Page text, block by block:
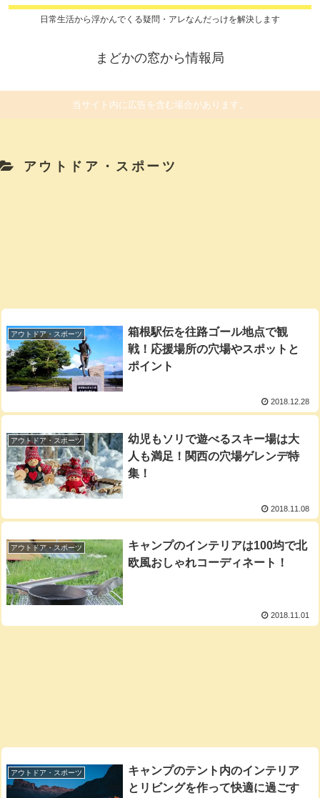
日常生活から浮かんでくる疑問・アレなんだっけを解決します
まどかの窓から情報局
当サイト内に広告を含む場合があります。
アウトドア・スポーツ
アウトドア・スポーツ
箱根駅伝を往路ゴール地点で観
戦！応援場所の穴場やスポットと
ポイント
2018.12.28
アウトドア・スポーツ
幼児もソリで遊べるスキー場は大
人も満足！関西の穴場ゲレンデ特
集！
2018.11.08
アウトドア・スポーツ
キャンプのインテリアは100均で北
欧風おしゃれコーディネート！
2018.11.01
アウトドア・スポーツ
キャンプのテント内のインテリア
とリビングを作って快適に過ごす